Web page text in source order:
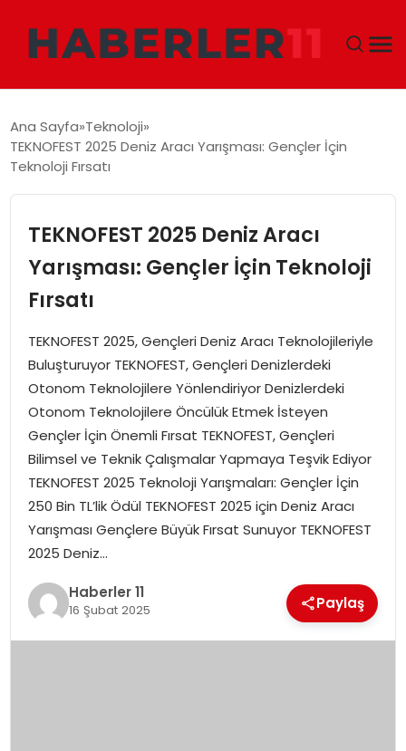
DÜNYA
TEKNOLOJI
EĞITIM
MAGAZIN
SPOR
YAŞAM
Ana Sayfa Teknoloji
TEKNOFEST 2025 Deniz Aracı Yarışması: Gençler İçin
Teknoloji Fırsatı
TEKNOFEST 2025 Deniz Aracı
Yarışması: Gençler İçin Teknoloji
Fırsatı
TEKNOFEST 2025, Gençleri Deniz Aracı Teknolojileriyle
Buluşturuyor TEKNOFEST, Gençleri Denizlerdeki
Otonom Teknolojilere Yönlendiriyor Denizlerdeki
Otonom Teknolojilere Öncülük Etmek İsteyen
Gençler İçin Önemli Fırsat TEKNOFEST, Gençleri
Bilimsel ve Teknik Çalışmalar Yapmaya Teşvik Ediyor
TEKNOFEST 2025 Teknoloji Yarışmaları: Gençler İçin
250 Bin TL’lik Ödül TEKNOFEST 2025 için Deniz Aracı
Yarışması Gençlere Büyük Fırsat Sunuyor TEKNOFEST
2025 Deniz…
Haberler 11
16 Şubat 2025 Paylaş